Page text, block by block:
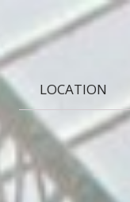
LOCATION